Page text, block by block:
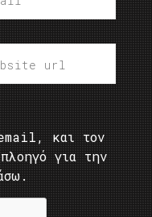
και τον
για την